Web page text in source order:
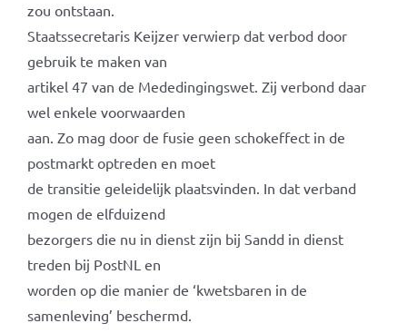
zou ontstaan.
Staatssecretaris Keijzer verwierp dat verbod door
gebruik te maken van
artikel 47 van de Mededingingswet. Zij verbond daar
wel enkele voorwaarden
aan. Zo mag door de fusie geen schokeffect in de
postmarkt optreden en moet
de transitie geleidelijk plaatsvinden. In dat verband
mogen de elfduizend
bezorgers die nu in dienst zijn bij Sandd in dienst
treden bij PostNL en
worden op die manier de ‘kwetsbaren in de
samenleving’ beschermd.